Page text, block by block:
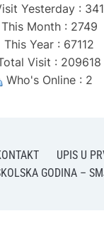
Yesterday : 341
This Month : 2749
This Year : 67112
Visit : 209618
Who's Online : 2
UPIS U
GODINA –